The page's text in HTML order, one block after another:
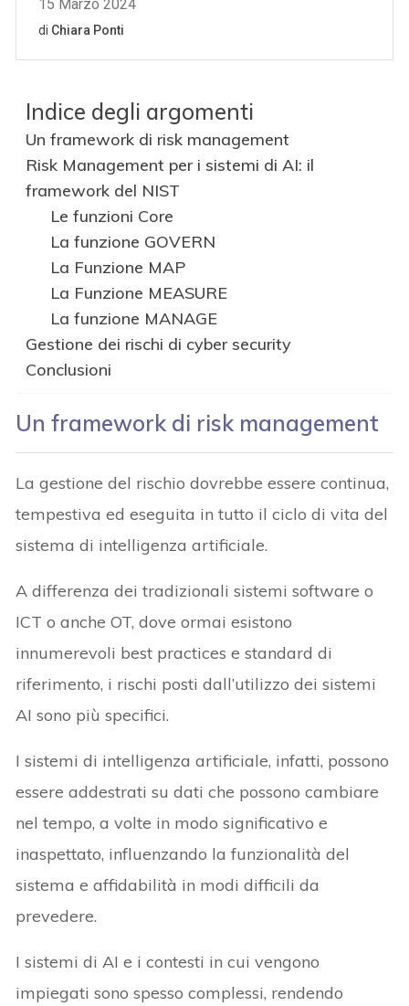
Indice degli argomenti
Un framework di risk management
Risk Management per i sistemi di AI: il
framework del NIST
Le funzioni Core
La funzione GOVERN
La Funzione MAP
La Funzione MEASURE
La funzione MANAGE
Gestione dei rischi di cyber security
Conclusioni
Un framework di risk management
La gestione del rischio dovrebbe essere continua,
tempestiva ed eseguita in tutto il ciclo di vita del
sistema di intelligenza artificiale.
A differenza dei tradizionali sistemi software o
ICT o anche OT, dove ormai esistono
innumerevoli best practices e standard di
riferimento, i rischi posti dall’utilizzo dei sistemi
AI sono più specifici.
I sistemi di intelligenza artificiale, infatti, possono
essere addestrati su dati che possono cambiare
nel tempo, a volte in modo significativo e
inaspettato, influenzando la funzionalità del
sistema e affidabilità in modi difficili da
prevedere.
I sistemi di AI e i contesti in cui vengono
impiegati sono spesso complessi, rendendo